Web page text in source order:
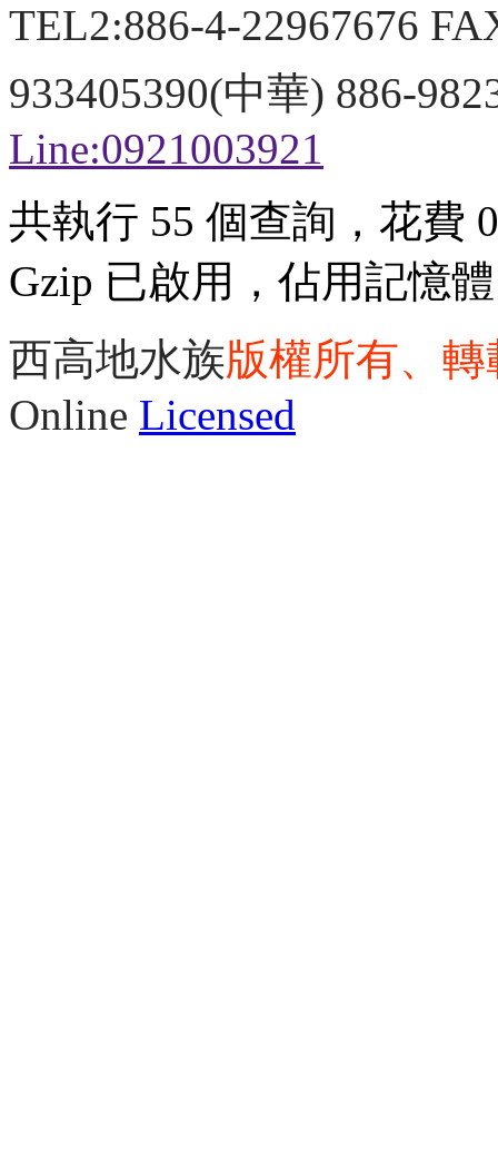
TEL2:886-4-22967676
933405390(中華) 886-
Line:0921003921
共執行 55 個查詢，花費
Gzip 已啟用，佔用記憶
西高地水族版權所有、
Online Licensed